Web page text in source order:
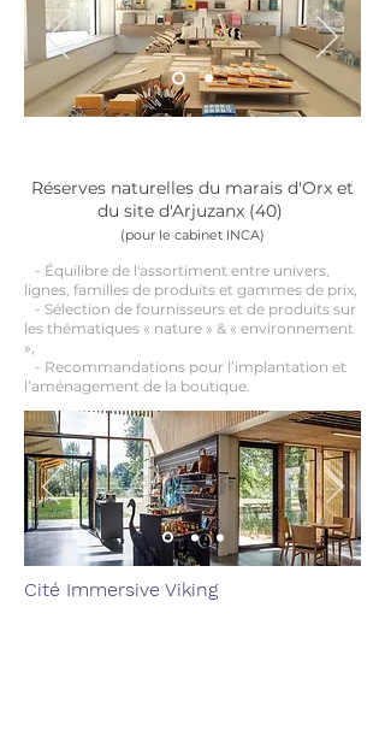
Réserves naturelles du marais d'Orx et
du site d'Arjuzanx (40)
(pour le cabinet INCA)
- Équilibre de l'assortiment entre univers,
lignes, familles de produits et gammes de prix,
- Sélection de fournisseurs et de produits sur
les thématiques « nature » & « environnement
»,
- Recommandations pour l’implantation et
l’aménagement de la boutique.
Cité Immersive Viking